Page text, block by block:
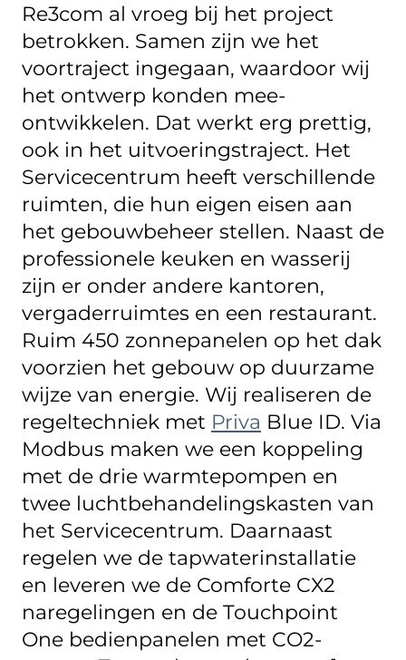
Re3com al vroeg bij het project
betrokken. Samen zijn we het
voortraject ingegaan, waardoor wij
het ontwerp konden mee-
ontwikkelen. Dat werkt erg prettig,
ook in het uitvoeringstraject. Het
Servicecentrum heeft verschillende
ruimten, die hun eigen eisen aan
het gebouwbeheer stellen. Naast de
professionele keuken en wasserij
zijn er onder andere kantoren,
vergaderruimtes en een restaurant.
Ruim 450 zonnepanelen op het dak
voorzien het gebouw op duurzame
wijze van energie. Wij realiseren de
regeltechniek met Priva Blue ID. Via
Modbus maken we een koppeling
met de drie warmtepompen en
twee luchtbehandelingskasten van
het Servicecentrum. Daarnaast
regelen we de tapwaterinstallatie
en leveren we de Comforte CX2
naregelingen en de Touchpoint
One bedienpanelen met CO2-